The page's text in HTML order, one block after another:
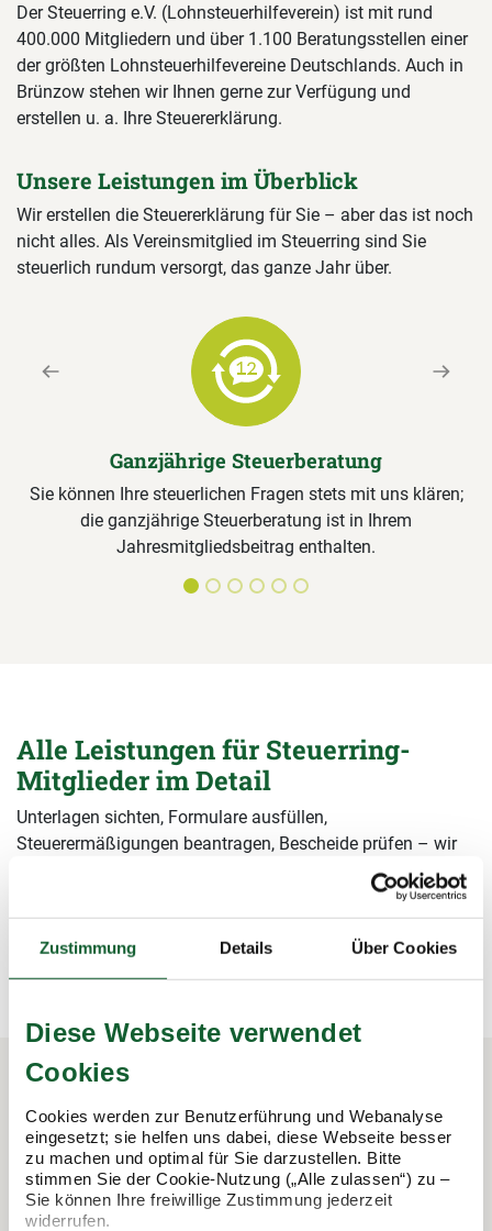
Zustimmung Details Über Cookies
Diese Webseite verwendet
Cookies
Cookies werden zur Benutzerführung und Webanalyse
eingesetzt; sie helfen uns dabei, diese Webseite besser
zu machen und optimal für Sie darzustellen. Bitte
stimmen Sie der Cookie-Nutzung („Alle zulassen“) zu –
Sie können Ihre freiwillige Zustimmung jederzeit
widerrufen.
Der Steuerring e.V. (Lohnsteuerhilfeverein) ist mit rund
400.000 Mitgliedern und über 1.100 Beratungsstellen einer
der größten Lohnsteuerhilfevereine Deutschlands. Auch in
Brünzow stehen wir Ihnen gerne zur Verfügung und
erstellen u. a. Ihre Steuererklärung.
Unsere Leistungen im Überblick
Wir erstellen die Steuererklärung für Sie – aber das ist noch
nicht alles. Als Vereinsmitglied im Steuerring sind Sie
steuerlich rundum versorgt, das ganze Jahr über.
Ganzjährige Steuerberatung
Sie können Ihre steuerlichen Fragen stets mit uns klären;
die ganzjährige Steuerberatung ist in Ihrem
Jahresmitgliedsbeitrag enthalten.
Previous Next
Alle Leistungen für Steuerring-
Mitglieder im Detail
Unterlagen sichten, Formulare ausfüllen,
Steuerermäßigungen beantragen, Bescheide prüfen – wir
übernehmen alle Arbeiten rund um die Steuererklärung und
mehr erfahren
mehr erfahren
In 3 Schritten zur Steuererklärung.
So funktioniert's: